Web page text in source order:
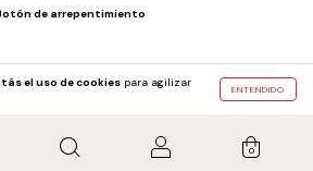
el uso de cookies para agilizar
ENTENDIDO
0
de arrepentimiento